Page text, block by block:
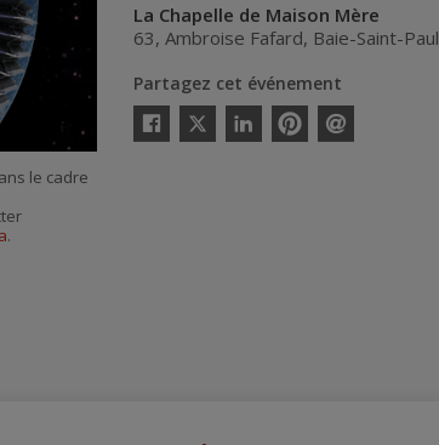
La Chapelle de Maison Mère
63, Ambroise Fafard, Baie-Saint-Paul
Partagez cet événement
Facebook
Twitter
LinkedinPinterestEnvoyer
le cadre
.